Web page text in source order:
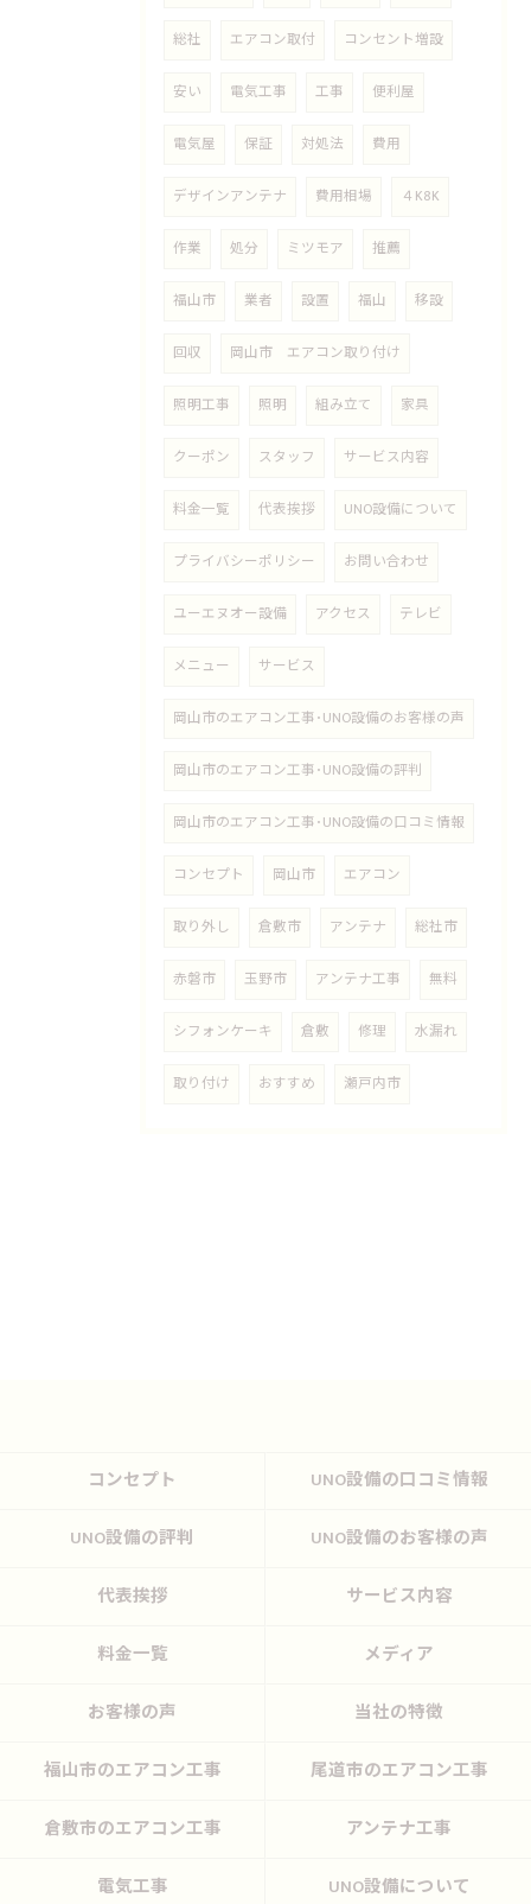
総社 エアコン取付 コンセント増設
安い 電気工事 工事 便利屋
電気屋 保証 対処法 費用
デザインアンテナ 費用相場 ４K8K
作業 処分 ミツモア 推薦
福山市 業者 設置 福山 移設
回収 岡山市 エアコン取り付け
照明工事 照明 組み立て 家具
クーポン スタッフ サービス内容
料金一覧 代表挨拶 UNO設備について
プライバシーポリシー お問い合わせ
ユーエヌオー設備 アクセス テレビ
メニュー サービス
岡山市のエアコン工事･UNO設備のお客様の声
岡山市のエアコン工事･UNO設備の評判
岡山市のエアコン工事･UNO設備の口コミ情報
コンセプト 岡山市 エアコン
取り外し 倉敷市 アンテナ 総社市
赤磐市 玉野市 アンテナ工事 無料
シフォンケーキ 倉敷 修理 水漏れ
取り付け おすすめ 瀬戸内市
コンセプト UNO設備の口コミ情報
UNO設備の評判 UNO設備のお客様の声
代表挨拶 サービス内容
料金一覧 メディア
お客様の声 当社の特徴
福山市のエアコン工事 尾道市のエアコン工事
倉敷市のエアコン工事 アンテナ工事
電気工事 UNO設備について